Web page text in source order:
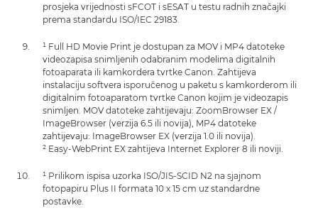
prosjeka vrijednosti sFCOT i sESAT u testu radnih značajki
prema standardu ISO/IEC 29183.
¹ Full HD Movie Print je dostupan za MOV i MP4 datoteke
videozapisa snimljenih odabranim modelima digitalnih
fotoaparata ili kamkordera tvrtke Canon. Zahtijeva
instalaciju softvera isporučenog u paketu s kamkorderom ili
digitalnim fotoaparatom tvrtke Canon kojim je videozapis
snimljen. MOV datoteke zahtijevaju: ZoomBrowser EX /
ImageBrowser (verzija 6.5 ili novija), MP4 datoteke
zahtijevaju: ImageBrowser EX (verzija 1.0 ili novija).
² Easy-WebPrint EX zahtijeva Internet Explorer 8 ili noviji.
¹ Prilikom ispisa uzorka ISO/JIS-SCID N2 na sjajnom
fotopapiru Plus II formata 10 x 15 cm uz standardne
postavke.